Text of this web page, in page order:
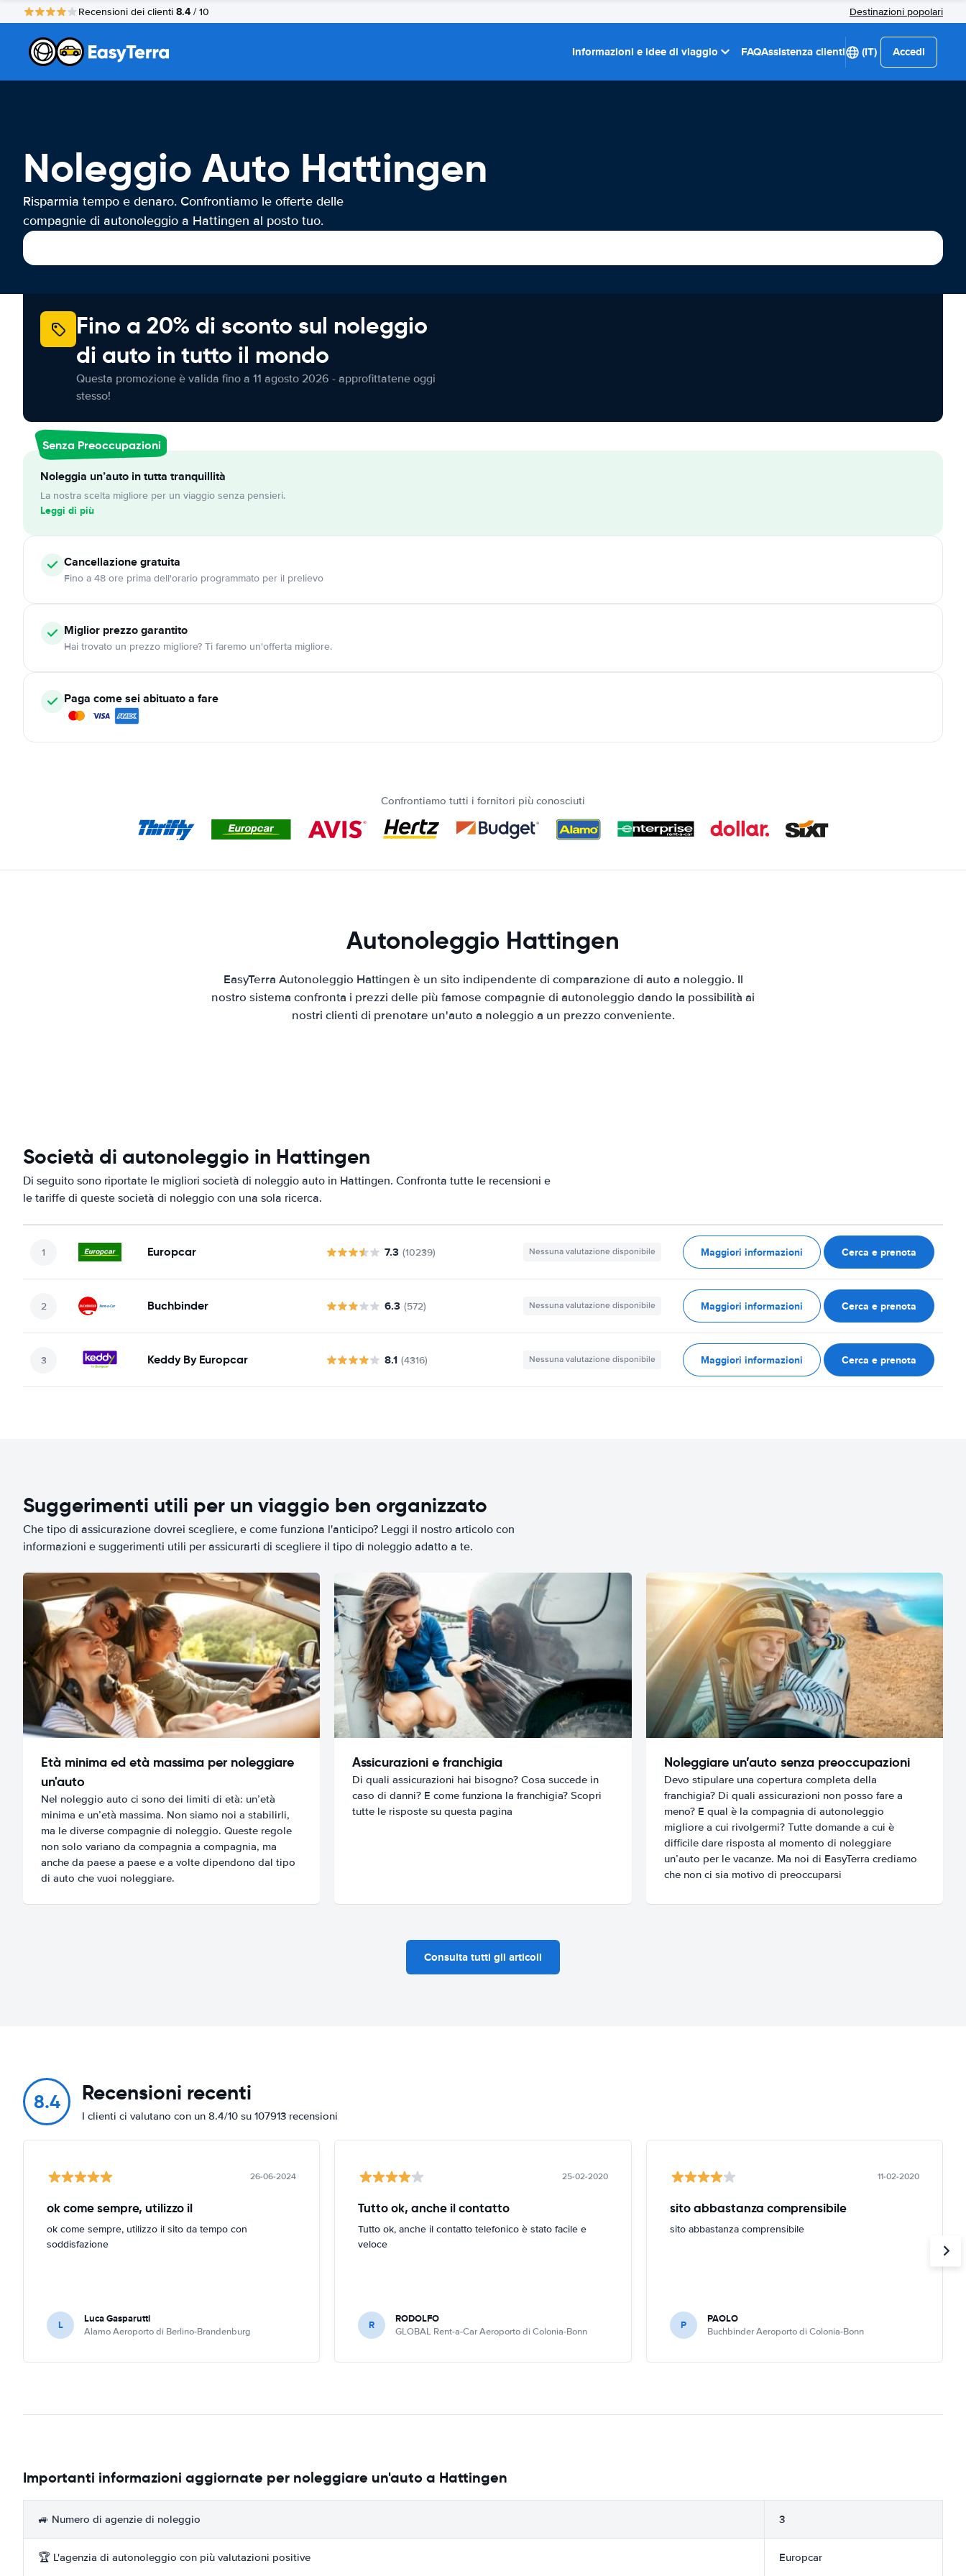
Recensioni dei clienti 8.4 / 10 Destinazioni popolari
Informazioni e idee di viaggio FAQAssistenza clienti (IT) Accedi
Noleggio Auto Hattingen
Risparmia tempo e denaro. Confrontiamo le offerte delle
compagnie di autonoleggio a Hattingen al posto tuo.
Fino a 20% di sconto sul noleggio
di auto in tutto il mondo
Questa promozione è valida fino a 11 agosto 2026 - approfittatene oggi
stesso!
Senza Preoccupazioni
Noleggia un’auto in tutta tranquillità
La nostra scelta migliore per un viaggio senza pensieri.
Leggi di più
Cancellazionegratuita
Fino a 48 ore prima dell'orario programmato per il prelievo
Miglior prezzo garantito
Hai trovato un prezzo migliore? Ti faremo un'offerta migliore.
Paga come sei abituato a fare
Confrontiamo tutti i fornitori più conosciuti
Autonoleggio Hattingen
EasyTerra Autonoleggio Hattingen è un sito indipendente di comparazione di auto a noleggio. Il
nostro sistema confronta i prezzi delle più famose compagnie di autonoleggio dando la possibilità ai
nostri clienti di prenotare un'auto a noleggio a un prezzo conveniente.
Società di autonoleggio in Hattingen
Di seguito sono riportate le migliori società di noleggio auto in Hattingen. Confronta tutte le recensioni e
le tariffe di queste società di noleggio con una sola ricerca.
Europcar 7.3 (10239) Nessuna valutazione disponibile Maggiori informazioni Cerca e prenota
Buchbinder 6.3 (572) Nessuna valutazione disponibile Maggiori informazioni Cerca e prenota
Keddy By Europcar 8.1 (4316) Nessuna valutazione disponibile Maggiori informazioni Cerca e prenota
Suggerimenti utili per un viaggio ben organizzato
Che tipo di assicurazione dovrei scegliere, e come funziona l'anticipo? Leggi il nostro articolo con
informazioni e suggerimenti utili per assicurarti di scegliere il tipo di noleggio adatto a te.
Età minima ed età massima per noleggiare
un'auto
Nel noleggio auto ci sono dei limiti di età: un’età
minima e un’età massima. Non siamo noi a stabilirli,
ma le diverse compagnie di noleggio. Queste regole
non solo variano da compagnia a compagnia, ma
anche da paese a paese e a volte dipendono dal tipo
di auto che vuoi noleggiare.
Assicurazioni e franchigia
Di quali assicurazioni hai bisogno? Cosa succede in
caso di danni? E come funziona la franchigia? Scopri
tutte le risposte su questa pagina
Noleggiare un’auto senza preoccupazioni
Devo stipulare una copertura completa della
franchigia? Di quali assicurazioni non posso fare a
meno? E qual è la compagnia di autonoleggio
migliore a cui rivolgermi? Tutte domande a cui è
difficile dare risposta al momento di noleggiare
un’auto per le vacanze. Ma noi di EasyTerra crediamo
che non ci sia motivo di preoccuparsi
Consulta tutti gli articoli
8.4 Recensioni recenti
I clienti ci valutano con un 8.4/10 su 107913 recensioni
26-06-2024
ok come sempre, utilizzo il
ok come sempre, utilizzo il sito da tempo con
soddisfazione
L Luca Gasparutti
Alamo Aeroporto di Berlino-Brandenburg
25-02-2020
Tutto ok, anche il contatto
Tutto ok, anche il contatto telefonico è stato facile e
veloce
R RODOLFO
GLOBAL Rent-a-Car Aeroporto di Colonia-Bonn
11-02-2020
sito abbastanza comprensibile
sito abbastanza comprensibile
P PAOLO
Buchbinder Aeroporto di Colonia-Bonn
Importanti informazioni aggiornate per noleggiare un'auto a Hattingen
🚙 Numero di agenzie di noleggio 3
🏆 L'agenzia di autonoleggio con più valutazioni positive Europcar